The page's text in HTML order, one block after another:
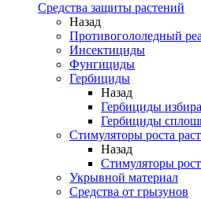
Средства защиты растений
Назад
Противогололедный
Инсектициды
Фунгициды
Гербициды
Назад
Гербициды
Гербициды
Стимуляторы роста
Назад
Стимуляторы
Укрывной материал
Средства от грызунов